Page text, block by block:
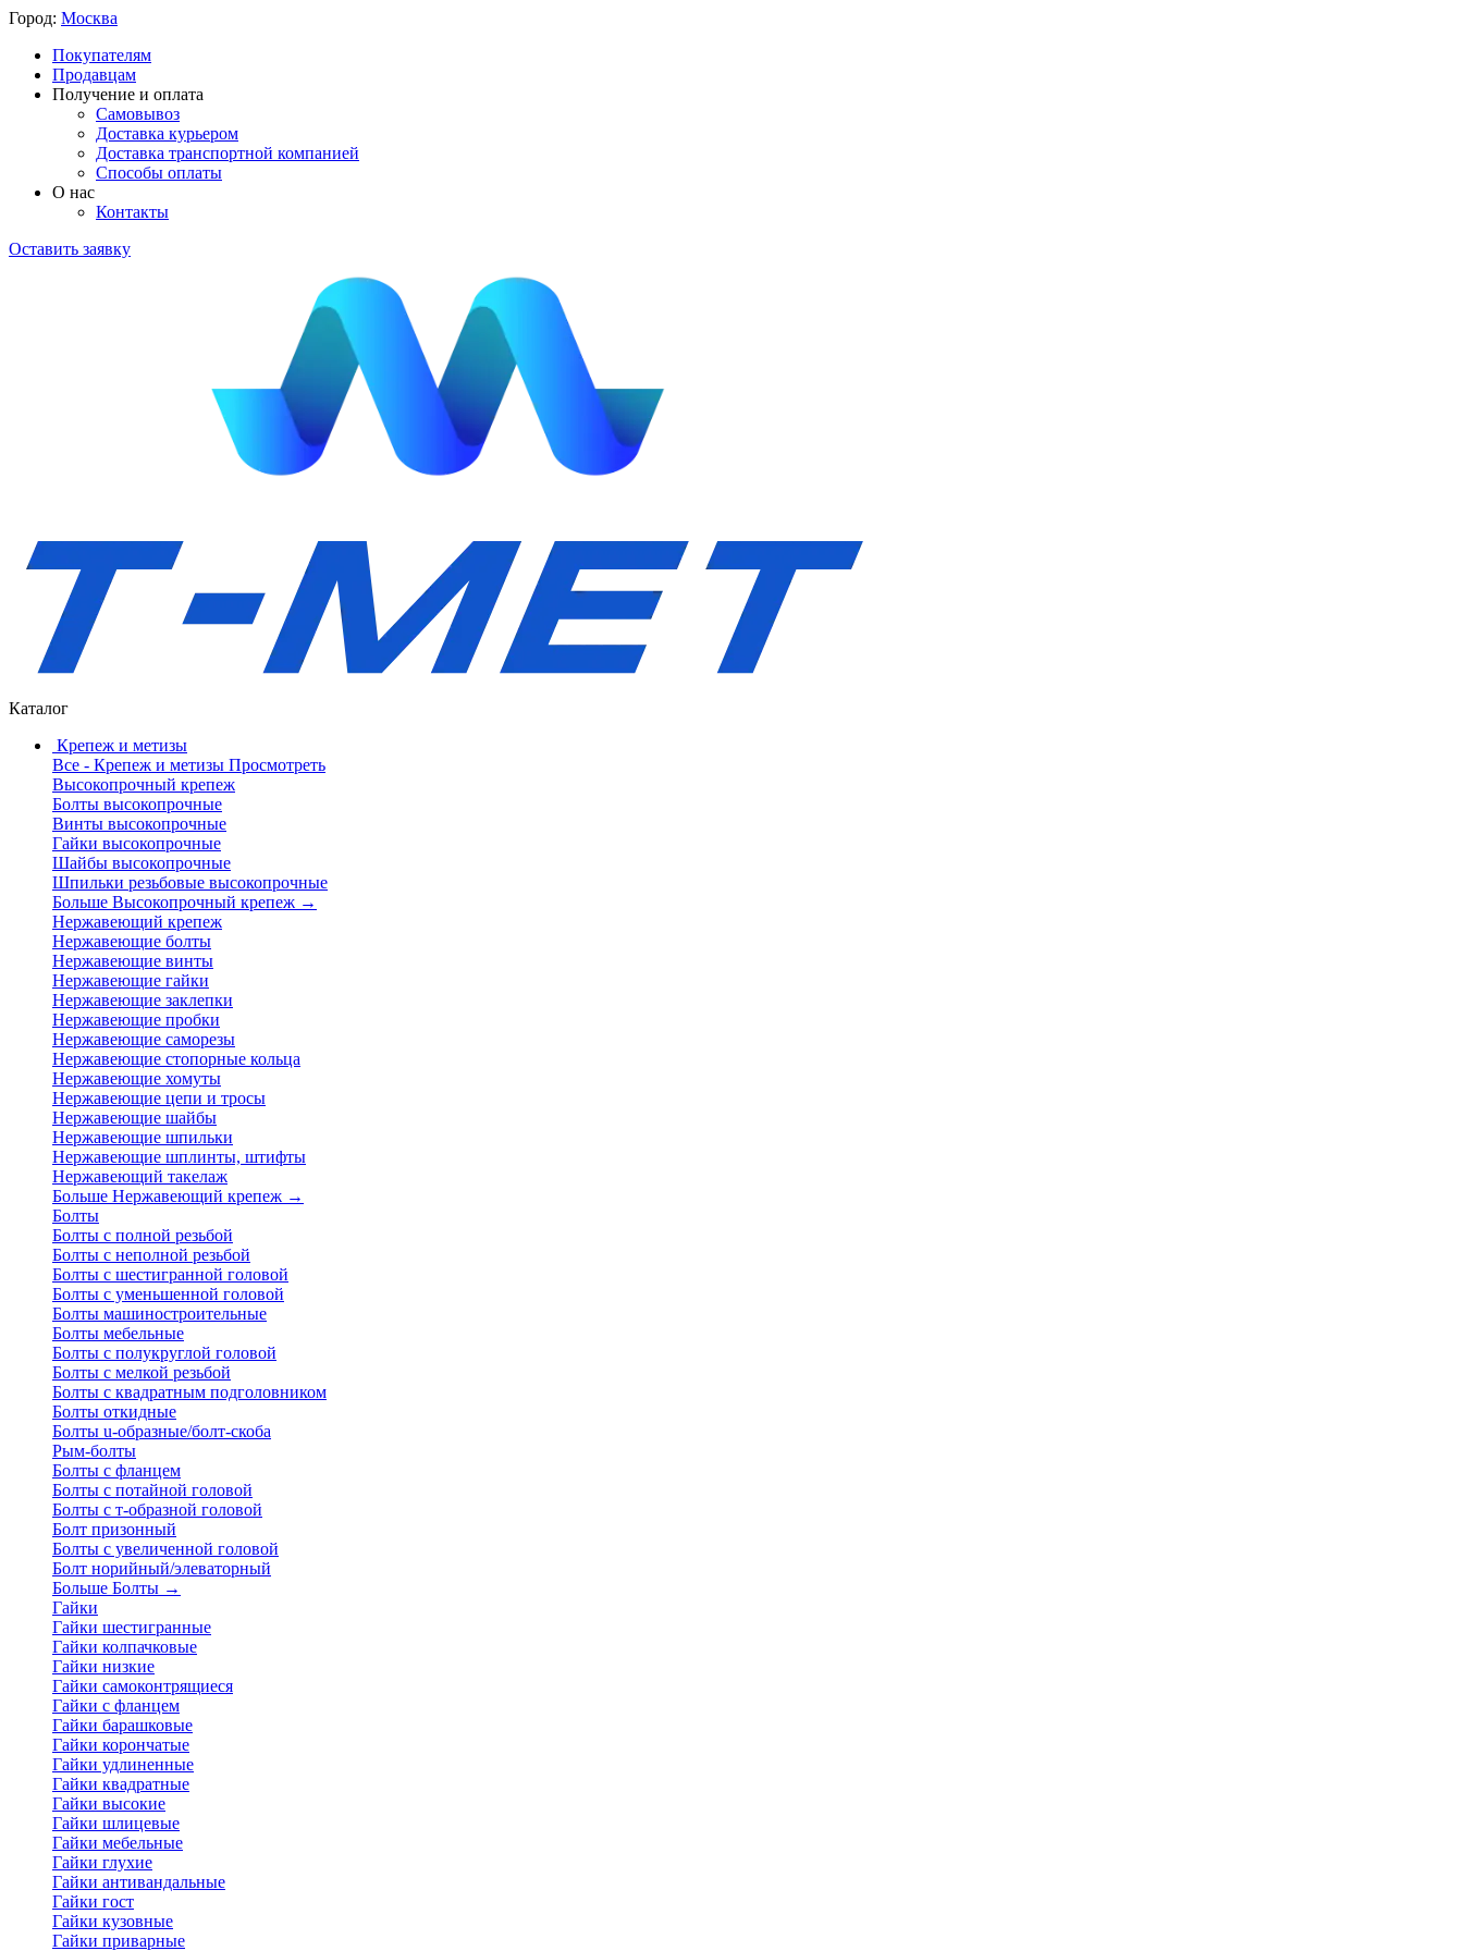
Город: Москва
Покупателям
Продавцам
Получение и оплата
Самовывоз
Доставка курьером
Доставка транспортной компанией
Способы оплаты
О нас
Контакты
Оставить заявку
Каталог
Крепеж и метизы
Все - Крепеж и метизы Просмотреть
Высокопрочный крепеж
Болты высокопрочные
Винты высокопрочные
Гайки высокопрочные
Шайбы высокопрочные
Шпильки резьбовые высокопрочные
Больше Высокопрочный крепеж →
Нержавеющий крепеж
Нержавеющие болты
Нержавеющие винты
Нержавеющие гайки
Нержавеющие заклепки
Нержавеющие пробки
Нержавеющие саморезы
Нержавеющие стопорные кольца
Нержавеющие хомуты
Нержавеющие цепи и тросы
Нержавеющие шайбы
Нержавеющие шпильки
Нержавеющие шплинты, штифты
Нержавеющий такелаж
Больше Нержавеющий крепеж →
Болты
Болты с полной резьбой
Болты с неполной резьбой
Болты с шестигранной головой
Болты с уменьшенной головой
Болты машиностроительные
Болты мебельные
Болты с полукруглой головой
Болты с мелкой резьбой
Болты с квадратным подголовником
Болты откидные
Болты u-образные/болт-скоба
Рым-болты
Болты с фланцем
Болты с потайной головой
Болты с т-образной головой
Болт призонный
Болты с увеличенной головой
Болт норийный/элеваторный
Больше Болты →
Гайки
Гайки шестигранные
Гайки колпачковые
Гайки низкие
Гайки самоконтрящиеся
Гайки с фланцем
Гайки барашковые
Гайки корончатые
Гайки удлиненные
Гайки квадратные
Гайки высокие
Гайки шлицевые
Гайки мебельные
Гайки глухие
Гайки антивандальные
Гайки гост
Гайки кузовные
Гайки приварные